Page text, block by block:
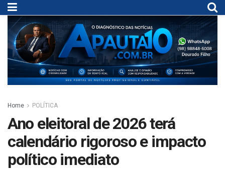
Home POLÍTICA
Ano eleitoral de 2026 terá
calendário rigoroso e impacto
político imediato